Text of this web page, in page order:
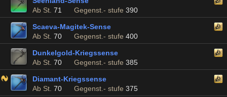
Ab St. 71 Gegenst.- stufe 390
Scaeva-Magitek-Sense
Ab St. 70 Gegenst.- stufe 400
Dunkelgold-Kriegssense
Ab St. 70 Gegenst.- stufe 385
Diamant-Kriegssense
Ab St. 70 Gegenst.- stufe 375